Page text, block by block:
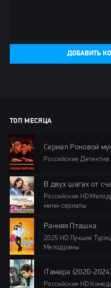
ДОБАВИТЬ
ТОП МЕСЯЦА
В двух шагах от
Российские HD Мелодрамы 2024 года Домашний
мини-сериалы
Ранняя Пташка
2025 HD Лучшие Турецкие сериалы Комедии
Мелодрамы
iТамара (2020-